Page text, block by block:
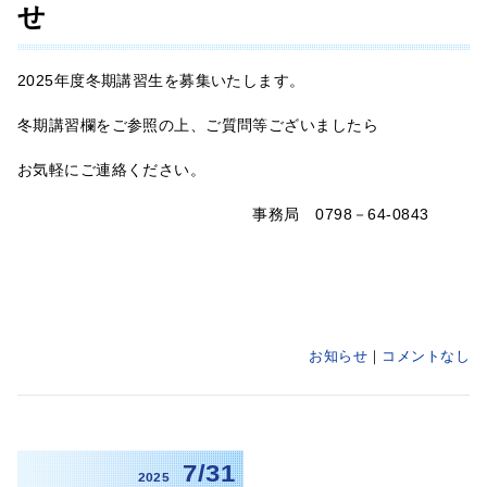
せ
2025年度冬期講習生を募集いたします。
冬期講習欄をご参照の上、ご質問等ございましたら
お気軽にご連絡ください。
事務局 0798－64-0843
お知らせ コメントなし
2025 7/31